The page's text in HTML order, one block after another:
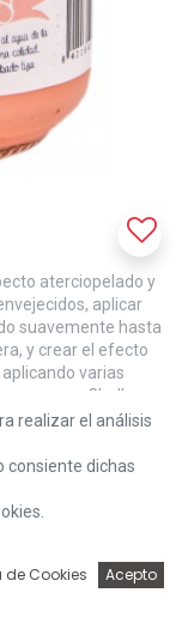
Cart
aterciopelado y
aplicar
suavemente hasta
y crear el efecto
varias
con cera Chalk
realizar el análisis
consiente dichas
de Cookies Acepto